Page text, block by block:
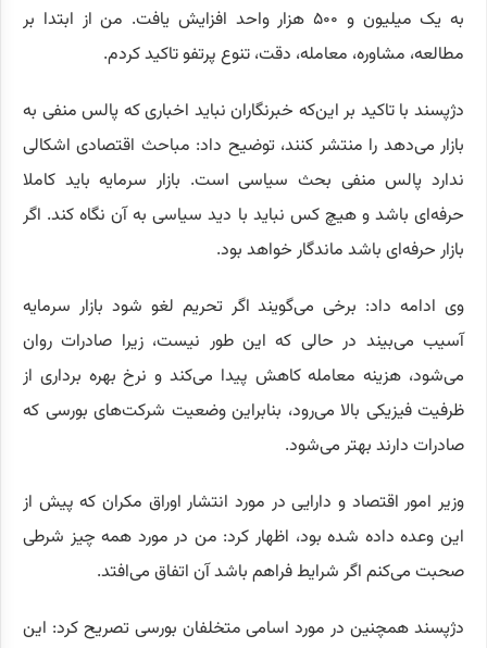
به یک میلیون و ۵۰۰ هزار واحد افزایش یافت. من از ابتدا بر
مطالعه، مشاوره، معامله، دقت، تنوع پرتفو تاکید کردم.
دژپسند با تاکید بر این‌که خبرنگاران نباید اخباری که پالس منفی به
بازار می‌دهد را منتشر کنند، توضیح داد: مباحث اقتصادی اشکالی
ندارد پالس منفی بحث سیاسی است. بازار سرمایه باید کاملا
حرفه‌ای باشد و هیچ کس نباید با دید سیاسی به آن نگاه کند. اگر
بازار حرفه‌ای باشد ماندگار خواهد بود.
وی ادامه داد: برخی می‌گویند اگر تحریم لغو شود بازار سرمایه
آسیب می‌بیند در حالی که این طور نیست، زیرا صادرات روان
می‌شود، هزینه معامله کاهش پیدا می‌کند و نرخ بهره برداری از
ظرفیت فیزیکی بالا می‌رود، بنابراین وضعیت شرکت‌های بورسی که
صادرات دارند بهتر می‌شود.
وزیر امور اقتصاد و دارایی در مورد انتشار اوراق مکران که پیش از
این وعده داده شده بود، اظهار کرد: من در مورد همه چیز شرطی
صحبت می‌کنم اگر شرایط فراهم باشد آن اتفاق می‌افتد.
دژپسند همچنین در مورد اسامی متخلفان بورسی تصریح کرد: این